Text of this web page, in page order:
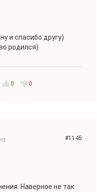
и спасибо другу)
родился)
0 0
#1145
Наверное не так